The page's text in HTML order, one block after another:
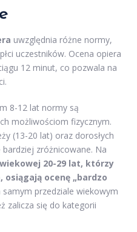
uwzględnia różne normy,
uczestników. Ocena opiera
12 minut, co pozwala na
8-12 lat normy są
możliwościom fizycznym.
(13-20 lat) oraz dorosłych
zróżnicowane. Na
20-29 lat, którzy
osiągają ocenę „bardzo
przedziale wiekowym
zalicza się do kategorii